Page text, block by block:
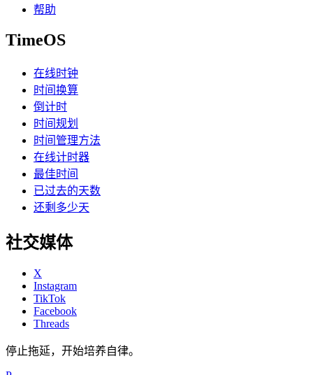
帮助
TimeOS
在线时钟
时间换算
倒计时
时间规划
时间管理方法
在线计时器
最佳时间
已过去的天数
还剩多少天
社交媒体
X
Instagram
TikTok
Facebook
Threads
停止拖延，开始培养自律。